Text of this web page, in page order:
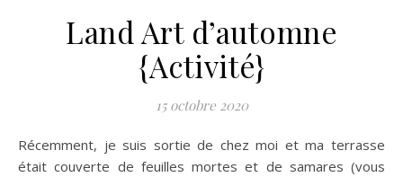
Land Art d’automne
{Activité}
15 octobre 2020
Récemment, je suis sortie de chez moi et ma terrasse
était couverte de feuilles mortes et de samares (vous